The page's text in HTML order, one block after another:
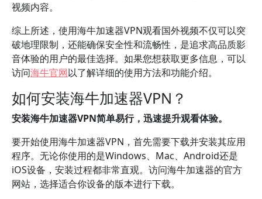
视频内容。
综上所述，使用海牛加速器VPN观看国外视频不仅可以突
破地理限制，还能确保安全性和流畅性，是追求高品质影
音体验的用户的最佳选择。如果您想获取更多信息，可以
访问海牛官网以了解详细的使用方法和功能介绍。
如何安装海牛加速器VPN？
安装海牛加速器VPN简单易行，迅速提升观看体验。
要开始使用海牛加速器VPN，首先需要下载并安装其应用
程序。无论你使用的是Windows、Mac、Android还是
iOS设备，安装过程都非常直观。访问海牛加速器的官方
网站，选择适合你设备的版本进行下载。